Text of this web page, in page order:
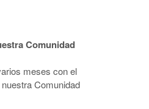
Comunidad
meses con el
Comunidad